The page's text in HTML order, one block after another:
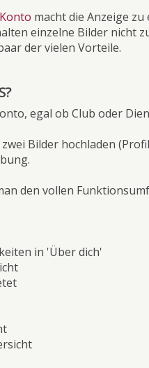
macht die Anzeige
einzelne Bilder nicht
der vielen Vorteile.
egal ob Club oder
Bilder hochladen
den vollen
in 'Über dich'